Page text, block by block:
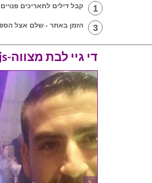
1 קבל דילים לתאריכים
3 הזמן באתר - שלם אצל
די גיי לבת מצווה-Jumpdjs